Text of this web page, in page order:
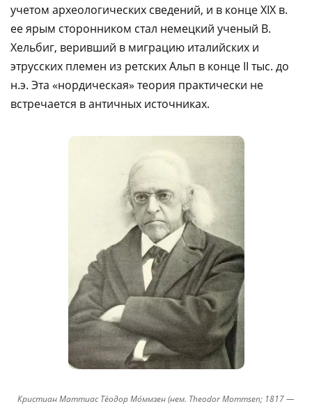
учетом археологических сведений, и в конце XIX в.
ее ярым сторонником стал немецкий ученый В.
Хельбиг, веривший в миграцию италийских и
этрусских племен из ретских Альп в конце II тыс. до
н.э. Эта «нордическая» теория практически не
встречается в античных источниках.
Кристиан Маттиас Те́одор Мо́ммзен (нем. Theodor Mommsen; 1817 —